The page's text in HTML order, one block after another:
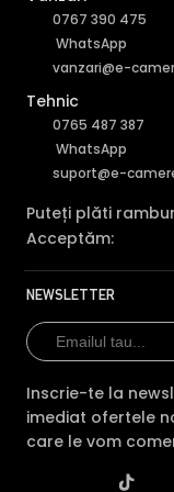
Tehnologie
Facand parte din
Technology,
HDW1839T-A-IL-
Inteligenta
WizSense este o
0767 390 475
WhatsApp
vanzari@e-
Tehnic
0765 487 387
WhatsApp
suport@e-
Puteți plăti
Acceptăm:
NEWSLETTER
Inscrie-te la
imediat ofertele
care le vom